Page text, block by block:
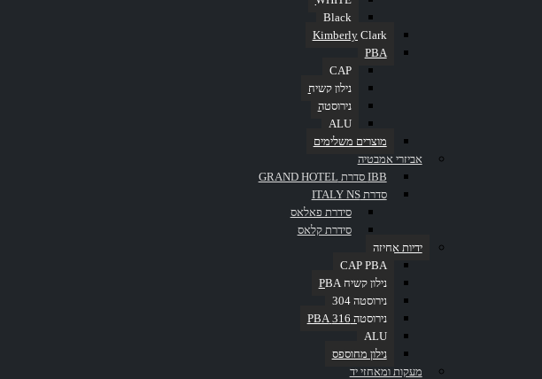
Black
Kimberly Clark
PBA
CAP
נילון קשיח
נירוסטה
ALU
מוצרים משלימים
אביזרי אמבטיה
IBB סדרת GRAND HOTEL
סדרת ITALY NS
סידרת פאלאס
סידרת קלאס
ידיות אחיזה
CAP PBA
נילון קשיח PBA
נירוסטה 304
נירוסטה 316 PBA
ALU
נילון מחוספס
מעקות ומאחזי יד
Related products
נילון קשיח
מראה קבועה PP490R
נילון קשיח
נילון קשיח